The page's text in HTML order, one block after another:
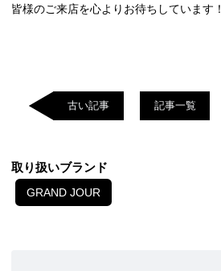
皆様のご来店を心よりお待ちしています！
古い記事 記事一覧
取り扱いブランド
GRAND JOUR